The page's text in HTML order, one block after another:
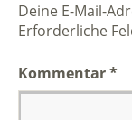
Deine E-Mail-
Erforderliche
Kommentar*